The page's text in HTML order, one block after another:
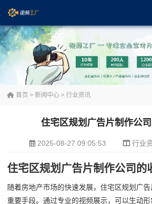
首页 > 新闻中心 > 行业资讯
住宅区规划广告片制作公
2025-08-27 09:05:53 行业
住宅区规划广告片制作公司的
随着房地产市场的快速发展，住宅区规划广
重要手段。通过专业的视频展示，可以生动